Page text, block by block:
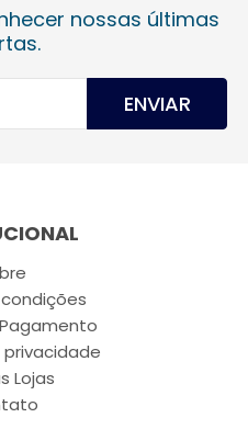
nossas últimas
ENVIAR
Lojas